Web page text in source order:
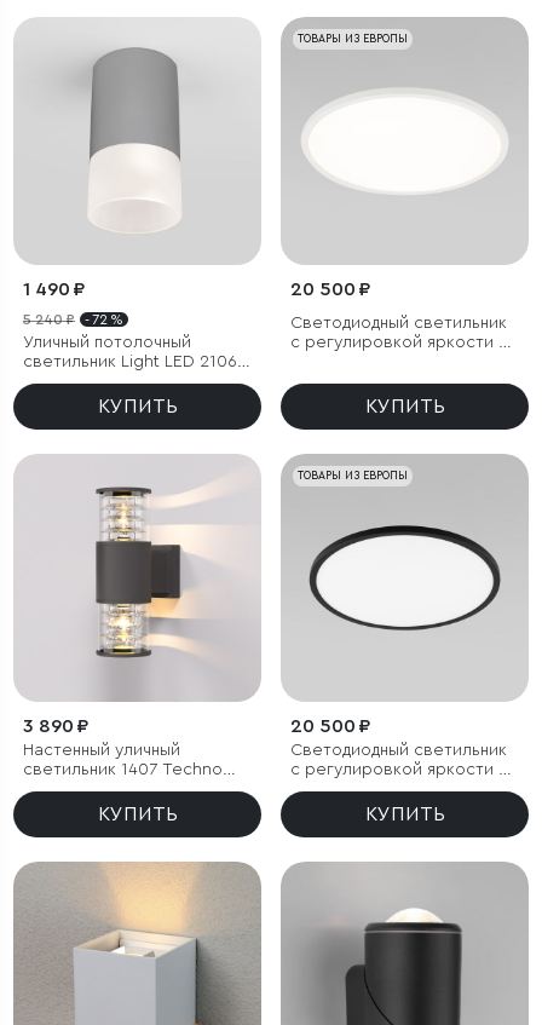
1 490 ₽
5 240 ₽ - 72 %
Уличный потолочный
светильник Light LED 2106
IP54
КУПИТЬ
ТОВАРЫ ИЗ ЕВРОПЫ
20 500 ₽
Светодиодный светильник
с регулировкой яркости и
(3000/4000/6000К) IP54
КУПИТЬ
3 890 ₽
Настенный уличный
светильник 1407 Techno
черный IP54
КУПИТЬ
ТОВАРЫ ИЗ ЕВРОПЫ
20 500 ₽
Светодиодный светильник
с регулировкой яркости и
цветовой температуры
КУПИТЬ